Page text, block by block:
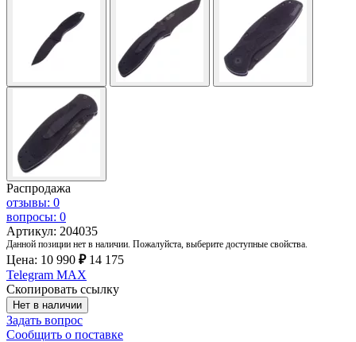
Распродажа
отзывы: 0
вопросы: 0
Артикул: 204035
Данной позиции нет в наличии. Пожалуйста, выберите доступные свойства.
Цена: 10 990 ₽ 14 175
Telegram MAX
Скопировать ссылку
Нет в наличии
Задать вопрос
Сообщить о поставке